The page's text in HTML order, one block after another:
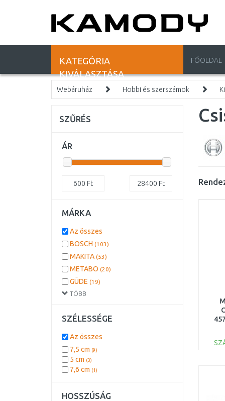
KATEGÓRIA
KIVÁLASZTÁSA
FŐOLDAL
Webáruház Hobbi és szerszámok
SZŰRÉS
ÁR
600 Ft 28400 Ft
MÁRKA
TÖBB
Az összes
BOSCH (103)
MAKITA (53)
METABO (20)
GÜDE (19)
STANLEY
SCHEPPACH(6)
SZÉLESSÉGE
Az összes
7,5 cm (9)
5 cm (3)
7,6 cm (1)
HOSSZÚSÁG